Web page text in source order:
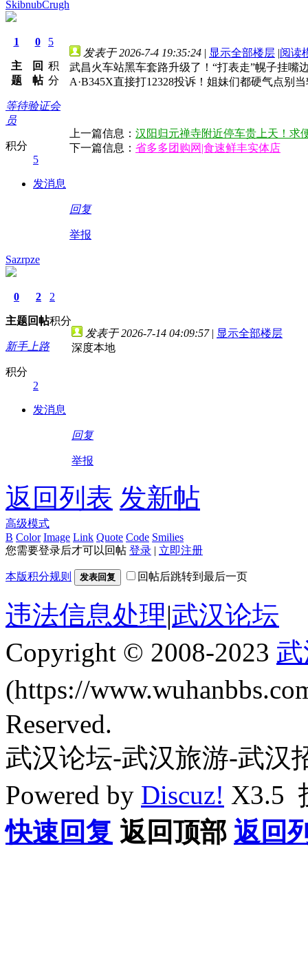
SkibnubCrugh
1
主
题
0
回
帖
5
积
分
等待验证会
员
积分
5
发消息
发表于 2026-7-4 19:35:24 | 显示全部楼层 |阅读
武昌火车站黑车套路升级了！“打表走”幌子挂嘴
A·B345X直接打12328投诉！姐妹们都硬气点别
上一篇信息： 汉阳归元禅寺附近停车贵上天！求
下一篇信息： 省多多团购网|食速鲜丰实体店
回复
举报
Sazrpze
0
主题
2
回帖
2
积分
新手上路
积分
2
发消息
发表于 2026-7-14 04:09:57 | 显示全部楼层
深度本地
回复
举报
返回列表 发新帖
高级模式
B Color Image Link Quote Code Smilies
您需要登录后才可以回帖 登录 | 立即注册
本版积分规则 发表回复 回帖后跳转到最后一页
违法信息处理|武汉论坛
Copyright © 2008-2023
(https://
Reserved.
武汉论坛-武汉旅游-武汉
Powered by Discuz! X3.5
快速回复 返回顶部 返回